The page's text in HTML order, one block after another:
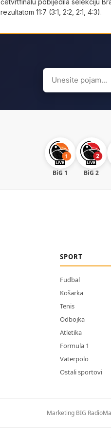
četvrtfinalu pobijedila selekciju
rezultatom 11:7 (3:1, 2:2, 2:1, 4:3).
Search
for:
BiG 1 BiG 2
SPORT
Fudbal
Košarka
Tenis
Odbojka
Atletika
Formula 1
Vaterpolo
Ostali sportovi
Marketing BIG Radio